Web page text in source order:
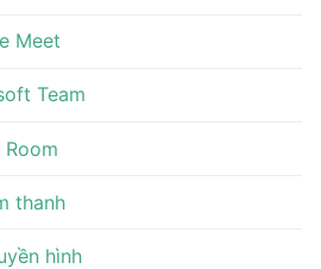
Meet
Team
thanh
hình